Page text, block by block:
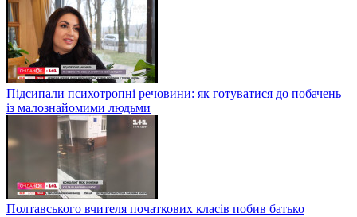
Підсипали психотропні речовини: як готуватися до побачень
із малознайомими людьми
Полтавського вчителя початкових класів побив батько